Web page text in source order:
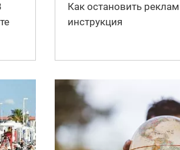
Как остановить
инструкция